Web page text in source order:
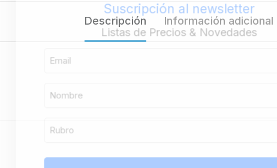
Descripción Información adicional
Suscripción al newsletter
Listas de Precios & Novedades